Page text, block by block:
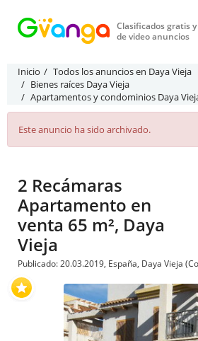
Clasificados gratis
de video anuncios
Inicio
Todos los anuncios en Daya Vieja
Bienes raíces Daya Vieja
Apartamentos y condominios Daya
Este anuncio ha sido archivado.
2 Recámaras
Apartamento en
venta 65 m², Daya
Vieja
Publicado: 20.03.2019, España, Daya Vieja